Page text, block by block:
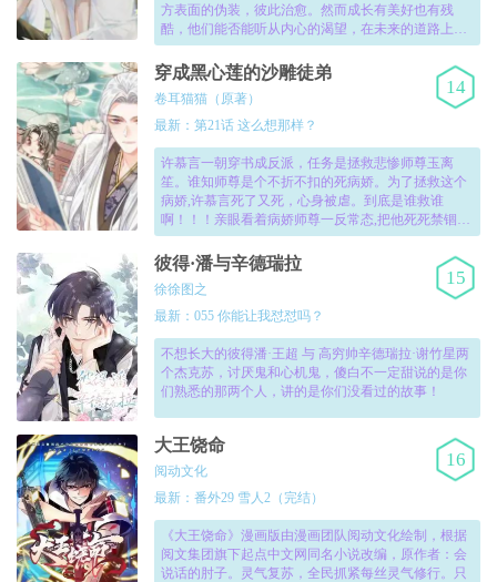
方表面的伪装，彼此治愈。然而成长有美好也有残
酷，他们能否能听从内心的渴望，在未来的道路上一
直相互鼓励和扶持呢？！
穿成黑心莲的沙雕徒弟
卷耳猫猫（原著）
最新：第21话 这么想那样？
14
许慕言一朝穿书成反派，任务是拯救悲惨师尊玉离
笙。谁知师尊是个不折不扣的死病娇。为了拯救这个
病娇,许慕言死了又死，心身被虐。到底是谁救谁
啊！！！亲眼看着病娇师尊一反常态,把他死死禁锢在
怀里,通红着眼眶求道：言言，可怜可怜师尊,师尊想要
个崽！！
彼得·潘与辛德瑞拉
徐徐图之
最新：055 你能让我怼怼吗？
15
不想长大的彼得潘·王超 与 高穷帅辛德瑞拉·谢竹星两
个杰克苏，讨厌鬼和心机鬼，傻白不一定甜说的是你
们熟悉的那两个人，讲的是你们没看过的故事！
大王饶命
阅动文化
最新：番外29 雪人2（完结）
16
《大王饶命》漫画版由漫画团队阅动文化绘制，根据
阅文集团旗下起点中文网同名小说改编，原作者：会
说话的肘子。灵气复苏，全民抓紧每丝灵气修行。只